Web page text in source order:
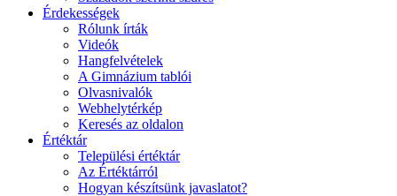
Érdekességek
Rólunk írták
Videók
Hangfelvételek
A Gimnázium tablói
Olvasnivalók
Webhelytérkép
Keresés az oldalon
Értéktár
Települési értéktár
Az Értéktárról
Hogyan készítsünk javaslatot?